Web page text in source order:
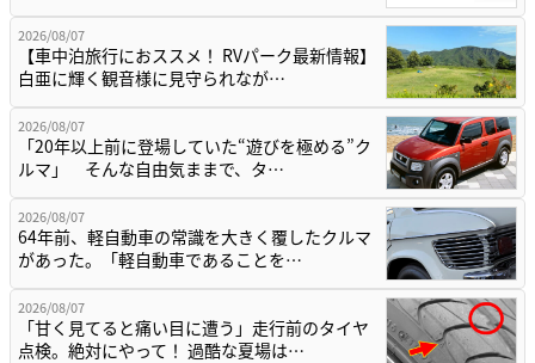
2026/08/07
【車中泊旅行におススメ！ RVパーク最新情報】
白亜に輝く観音様に見守られなが…
2026/08/07
「20年以上前に登場していた“遊びを極める”ク
ルマ」 そんな自由気ままで、タ…
2026/08/07
64年前、軽自動車の常識を大きく覆したクルマ
があった。「軽自動車であることを…
2026/08/07
「甘く見てると痛い目に遭う」走行前のタイヤ
点検。絶対にやって！ 過酷な夏場は…